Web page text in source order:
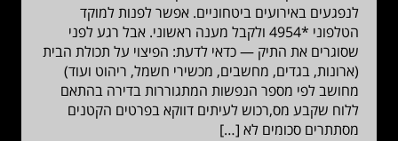
לנפגעים באירועים ביטחוניים. אפשר לפנות למוקד
הטלפוני *4954 ולקבל מענה ראשוני. אבל רגע לפני
שסוגרים את התיק — כדאי לדעת: הפיצוי על תכולת הבית
(ארונות, בגדים, מחשבים, מכשירי חשמל, ריהוט ועוד)
מחושב לפי מספר הנפשות המתגוררות בדירה בהתאם
ללוח שקבע מס,רכוש לעיתים דווקא בפרטים הקטנים
מסתתרים סכומים לא […]